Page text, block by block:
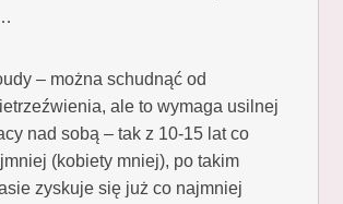
– można schudnąć od
ale to wymaga usilnej
nad sobą – tak z 10-15 lat co
(kobiety mniej), po takim
zyskuje się już co najmniej